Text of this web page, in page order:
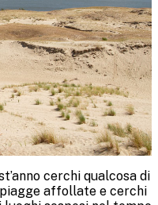
cerchi qualcosa di
affollate e cerchi